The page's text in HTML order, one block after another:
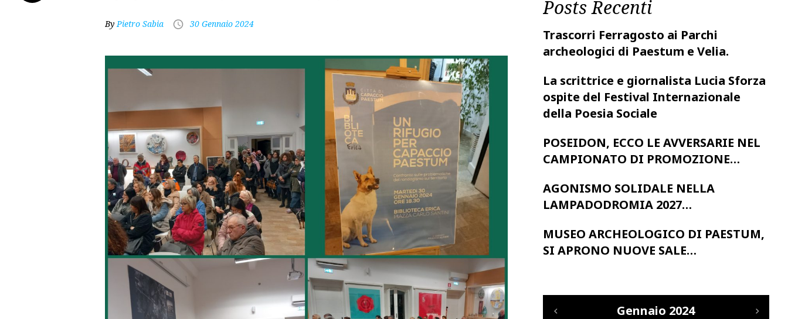
ByPietro Sabia 30 Gennaio 2024
Posts Recenti
Trascorri Ferragosto ai Parchi
archeologici di Paestum e Velia.
La scrittrice e giornalista Lucia Sforza
ospite del Festival Internazionale
della Poesia Sociale
POSEIDON, ECCO LE AVVERSARIE NEL
CAMPIONATO DI PROMOZIONE…
AGONISMO SOLIDALE NELLA
LAMPADODROMIA 2027…
MUSEO ARCHEOLOGICO DI PAESTUM,
SI APRONO NUOVE SALE…
Gennaio 2024